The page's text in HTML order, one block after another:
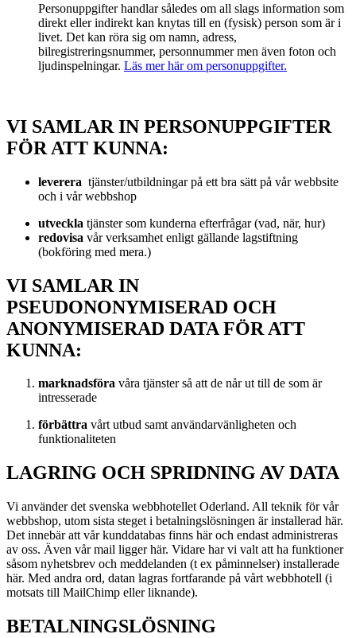
Personuppgifter handlar således om all slags information som
direkt eller indirekt kan knytas till en (fysisk) person som är i
livet. Det kan röra sig om namn, adress,
bilregistreringsnummer, personnummer men även foton och
ljudinspelningar. Läs mer här om personuppgifter.
VI SAMLAR IN PERSONUPPGIFTER
FÖR ATT KUNNA:
leverera tjänster/utbildningar på ett bra sätt på vår webbsite
och i vår webbshop
utveckla tjänster som kunderna efterfrågar (vad, när, hur)
redovisa vår verksamhet enligt gällande lagstiftning
(bokföring med mera.)
VI SAMLAR IN
PSEUDONONYMISERAD OCH
ANONYMISERAD DATA FÖR ATT
KUNNA:
marknadsföra våra tjänster så att de når ut till de som är
intresserade
förbättra vårt utbud samt användarvänligheten och
funktionaliteten
LAGRING OCH SPRIDNING AV DATA
Vi använder det svenska webbhotellet Oderland. All teknik för vår
webbshop, utom sista steget i betalningslösningen är installerad här.
Det innebär att vår kunddatabas finns här och endast administreras
av oss. Även vår mail ligger här. Vidare har vi valt att ha funktioner
såsom nyhetsbrev och meddelanden (t ex påminnelser) installerade
här. Med andra ord, datan lagras fortfarande på vårt webbhotell (i
motsats till MailChimp eller liknande).
BETALNINGSLÖSNING